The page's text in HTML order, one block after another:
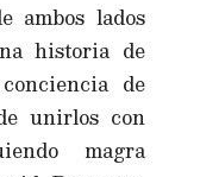
ambos lados
historia de
de
unirlos con
magra